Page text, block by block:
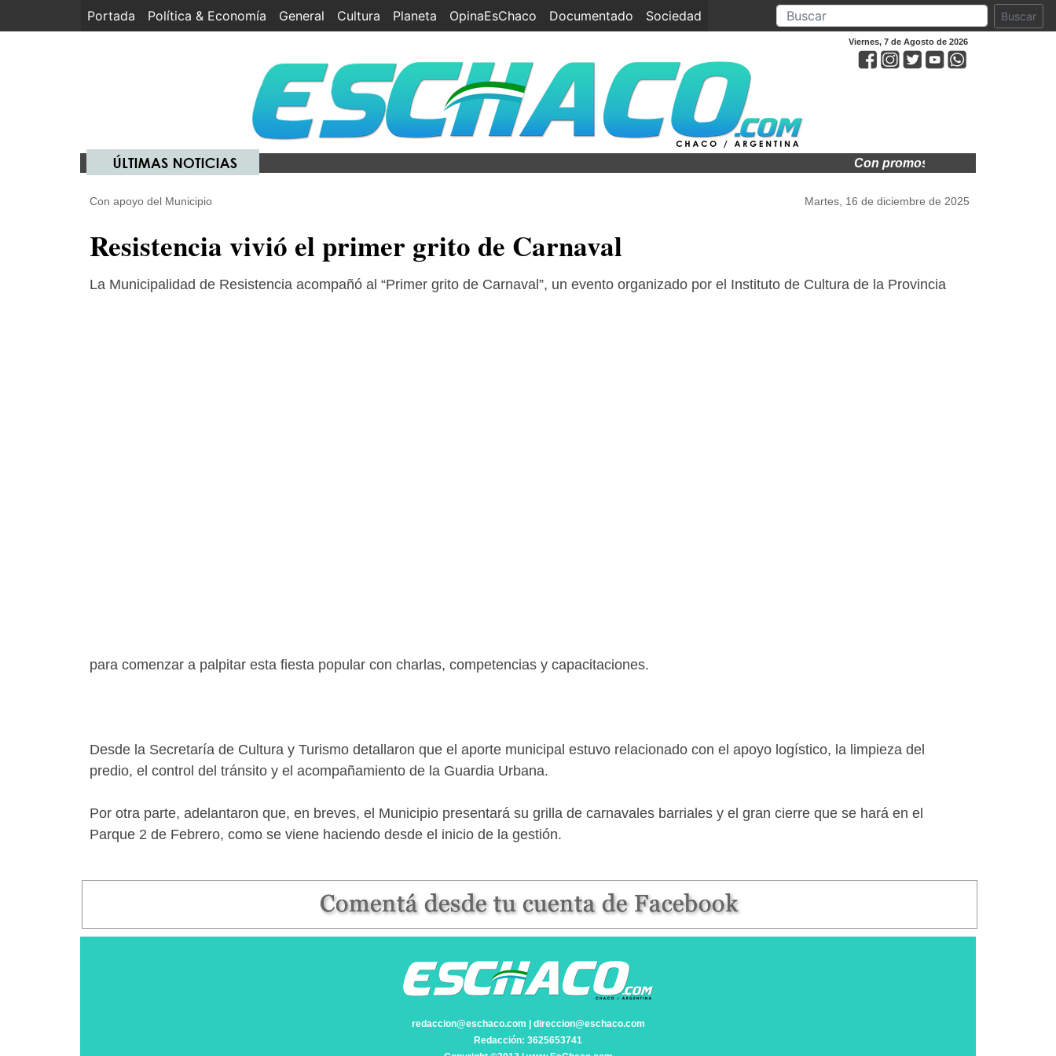
Portada (current)
Política & Economía General Cultura Planeta OpinaEsChaco Documentado Sociedad Buscar
Viernes, 7 de Agosto de 2026
Con promos exclusivas arranca el
Con apoyo del Municipio Martes, 16 de diciembre de 2025
Resistencia vivió el primer grito de Carnaval
La Municipalidad de Resistencia acompañó al “Primer grito de Carnaval”, un evento organizado por el Instituto de Cultura de la Provincia
para comenzar a palpitar esta fiesta popular con charlas, competencias y capacitaciones.
Desde la Secretaría de Cultura y Turismo detallaron que el aporte municipal estuvo relacionado con el apoyo logístico, la limpieza del
predio, el control del tránsito y el acompañamiento de la Guardia Urbana.
Por otra parte, adelantaron que, en breves, el Municipio presentará su grilla de carnavales barriales y el gran cierre que se hará en el
Parque 2 de Febrero, como se viene haciendo desde el inicio de la gestión.
redaccion@eschaco.com | direccion@eschaco.com
Redacción: 3625653741